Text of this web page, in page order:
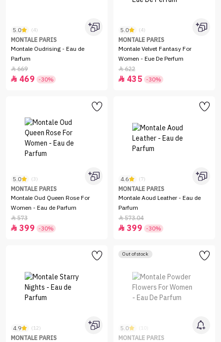
5.0 (4)
MONTALE PARIS
Montale Oudrising - Eau de
Parfum
669
 469 -30%
5.0 (4)
MONTALE PARIS
Montale Velvet Fantasy For
Women - Eue De Perfum
622
 435 -30%
5.0 (3)
MONTALE PARIS
Montale Oud Queen Rose For
Women - Eau de Parfum
573
 399 -30%
4.6 (7)
MONTALE PARIS
Montale Aoud Leather - Eau de
Parfum
573.04
 399 -30%
4.9 (12)
MONTALE PARIS
Out of stock
5.0 (10)
MONTALE PARIS